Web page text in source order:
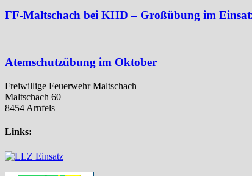
FF-Maltschach bei KHD – Großübung im
Atemschutzübung im Oktober
Freiwillige Feuerwehr Maltschach
Maltschach 60
8454 Arnfels
Links: